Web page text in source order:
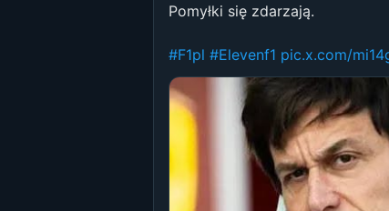
Pomyłki się zdarzają.
#F1pl #Elevenf1 pic.x.com/